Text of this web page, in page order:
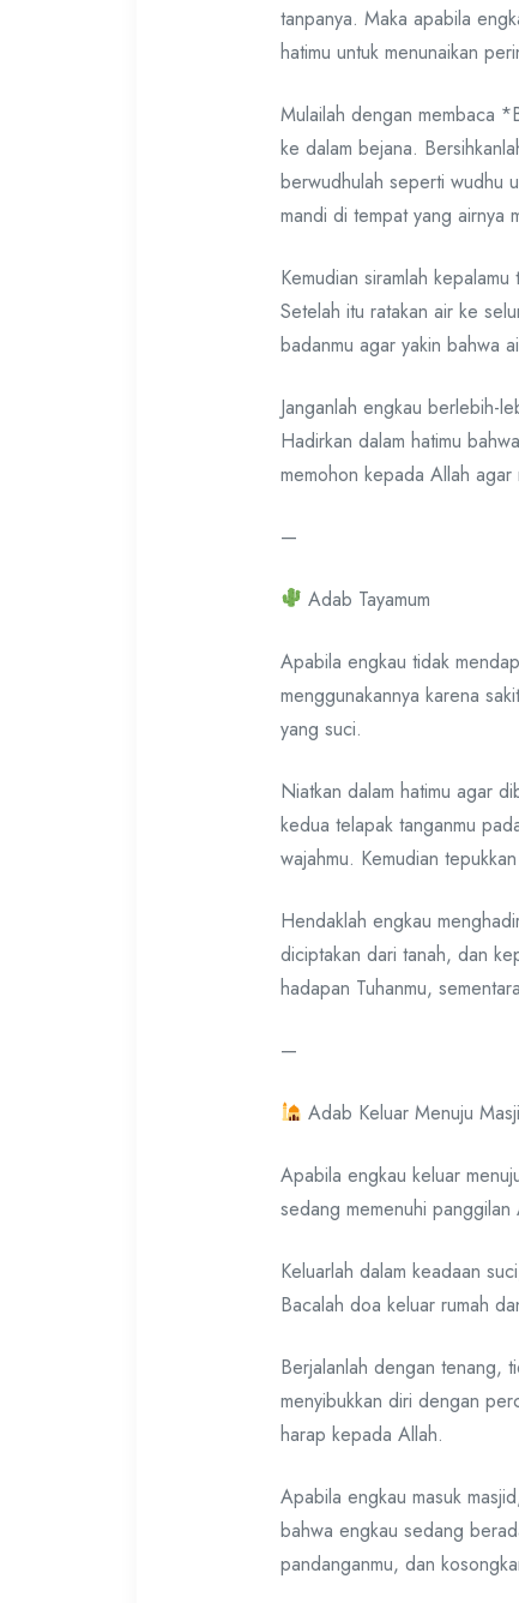
tanpanya. Maka apabila
hatimu untuk menunaikan
Mulailah dengan membaca
ke dalam bejana.
berwudhulah seperti wudhu
mandi di tempat yang airnya
Kemudian siramlah
Setelah itu ratakan air ke
badanmu agar yakin bahwa
Janganlah engkau berlebih-
Hadirkan dalam hatimu
memohon kepada Allah
—
Adab Tayamum
Apabila engkau tidak
menggunakannya karena
yang suci.
Niatkan dalam hatimu agar
kedua telapak tanganmu
wajahmu. Kemudian
Hendaklah engkau
diciptakan dari tanah, dan
hadapan Tuhanmu,
—
Adab Keluar Menuju
Apabila engkau keluar
sedang memenuhi
Keluarlah dalam keadaan
Bacalah doa keluar rumah
Berjalanlah dengan tenang,
menyibukkan diri dengan
harap kepada Allah.
Apabila engkau masuk
bahwa engkau sedang
pandanganmu, dan